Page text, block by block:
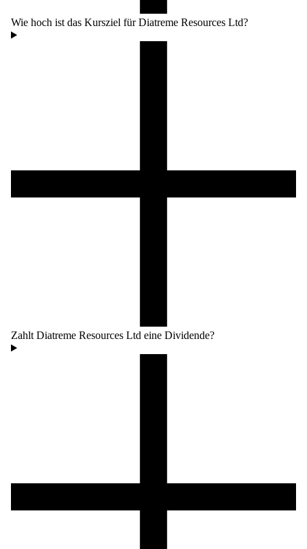
Wie hoch ist das Kursziel für Diatreme Resources Ltd?
Zahlt Diatreme Resources Ltd eine Dividende?